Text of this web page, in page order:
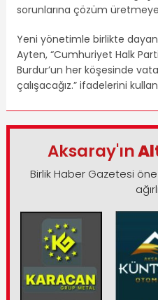
sorunlarına çözüm
Yeni yönetimle birlikte
Ayten, “Cumhuriyet Halk
Burdur’un her köşesinde
çalışacağız.” ifadelerini
Aksaray'ın
Birlik Haber Gazetesi öne